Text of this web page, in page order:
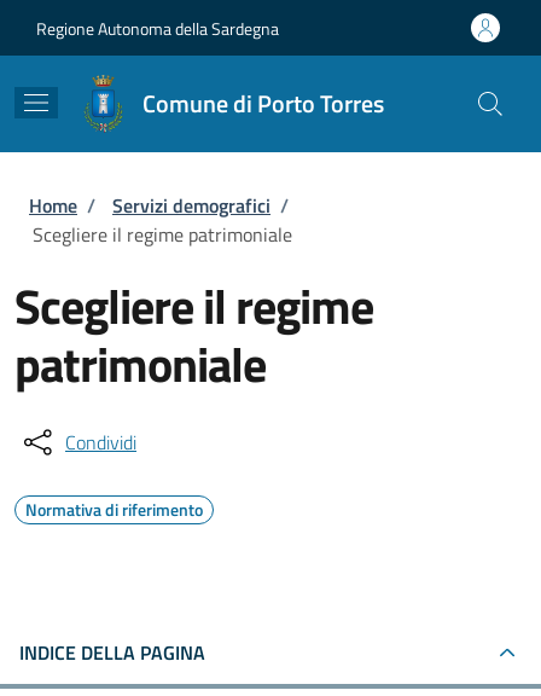
Regione Autonoma della Sardegna
Comune di Porto Torres
Briciole di pane
Home / Servizi demografici /
Scegliere il regime patrimoniale
Scegliere il regime
patrimoniale
Condividi
Normativa di riferimento
INDICE DELLA PAGINA